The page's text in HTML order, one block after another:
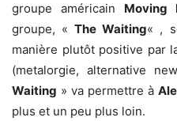
groupe américain Moving
groupe, «The Waiting« ,
manière plutôt positive par
(metalorgie, alternative
Waiting » va permettre à
plus et un peu plus loin.